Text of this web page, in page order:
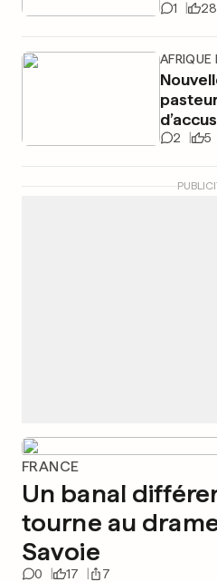
1 28
AFRIQUE
2 5
FRANCE
Un banal
tourne au
Savoie
0 17 7